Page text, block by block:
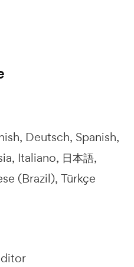
Deutsch Spanish
Italiano 日本語
(Brazil) Türkçe